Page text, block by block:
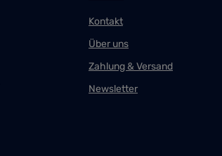
Kontakt
Über uns
Zahlung & Versand
Newsletter